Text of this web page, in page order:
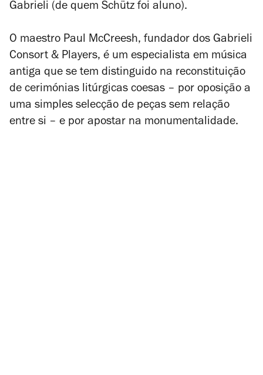
Gabrieli (de quem Schütz foi aluno).
O maestro Paul McCreesh, fundador dos Gabrieli
Consort & Players, é um especialista em música
antiga que se tem distinguido na reconstituição
de cerimónias litúrgicas coesas – por oposição a
uma simples selecção de peças sem relação
entre si – e por apostar na monumentalidade.